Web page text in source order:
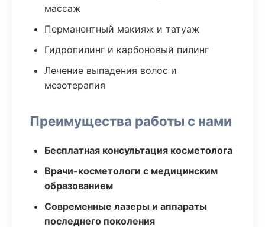
массаж
Перманентный макияж и татуаж
Гидропилинг и карбоновый пилинг
Лечение выпадения волос и
мезотерапия
Преимущества работы с нами
Бесплатная консультация косметолога
Врачи-косметологи с медицинским
образованием
Современные лазеры и аппараты
последнего поколения